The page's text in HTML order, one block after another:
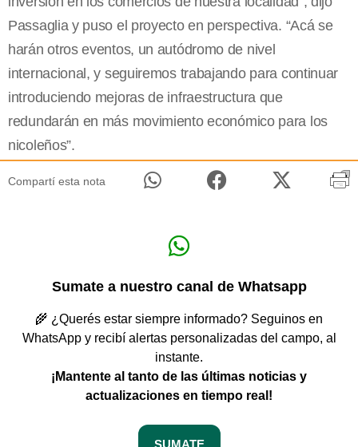
Passaglia y puso el proyecto en perspectiva. “Acá se
harán otros eventos, un autódromo de nivel
internacional, y seguiremos trabajando para continuar
introduciendo mejoras de infraestructura que
redundarán en más movimiento económico para los
nicoleños”.
Compartí esta nota
Sumate a nuestro canal de Whatsapp
🌾 ¿Querés estar siempre informado? Seguinos en
WhatsApp y recibí alertas personalizadas del campo, al
instante.
¡Mantente al tanto de las últimas noticias y
actualizaciones en tiempo real!
SUMATE